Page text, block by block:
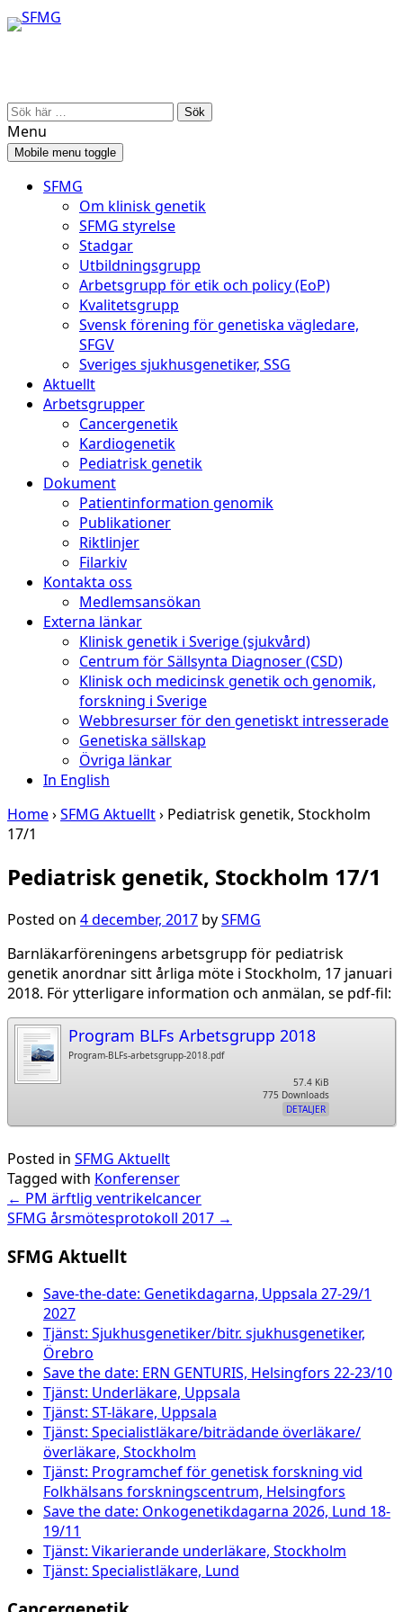
Skip
to
Skip
to
Search
for:
Menu
Mobile menu toggle
SFMG
Om klinisk genetik
SFMG styrelse
Stadgar
Utbildningsgrupp
Arbetsgrupp för etik och policy (EoP)
Kvalitetsgrupp
Svensk förening för genetiska vägledare,
SFGV
Sveriges sjukhusgenetiker, SSG
Aktuellt
Arbetsgrupper
Cancergenetik
Kardiogenetik
Pediatrisk genetik
Dokument
Patientinformation genomik
Publikationer
Riktlinjer
Filarkiv
Kontakta oss
Medlemsansökan
Externa länkar
Klinisk genetik i Sverige (sjukvård)
Centrum för Sällsynta Diagnoser (CSD)
Klinisk och medicinsk genetik och genomik,
forskning i Sverige
Webbresurser för den genetiskt intresserade
Genetiska sällskap
Övriga länkar
In English
Home›SFMG Aktuellt› Pediatrisk genetik, Stockholm
17/1
Pediatrisk genetik, Stockholm 17/1
Posted on 4 december, 2017 bySFMG
Barnläkarföreningens arbetsgrupp för pediatrisk
genetik anordnar sitt årliga möte i Stockholm, 17 januari
2018. För ytterligare information och anmälan, se pdf-fil:
Program BLFs Arbetsgrupp 2018
Program-BLFs-arbetsgrupp-2018.pdf
57.4 KiB
775 Downloads
DETALJER
Posted in SFMG Aktuellt
Tagged with Konferenser
Post
navigation
← PM ärftlig ventrikelcancer
SFMG årsmötesprotokoll 2017 →
SFMG Aktuellt
Save-the-date: Genetikdagarna, Uppsala 27-29/1
2027
Tjänst: Sjukhusgenetiker/bitr. sjukhusgenetiker,
Örebro
Save the date: ERN GENTURIS, Helsingfors 22-23/10
Tjänst: Underläkare, Uppsala
Tjänst: ST-läkare, Uppsala
Tjänst: Specialistläkare/biträdande överläkare/
överläkare, Stockholm
Tjänst: Programchef för genetisk forskning vid
Folkhälsans forskningscentrum, Helsingfors
Save the date: Onkogenetikdagarna 2026, Lund 18-
19/11
Tjänst: Vikarierande underläkare, Stockholm
Tjänst: Specialistläkare, Lund